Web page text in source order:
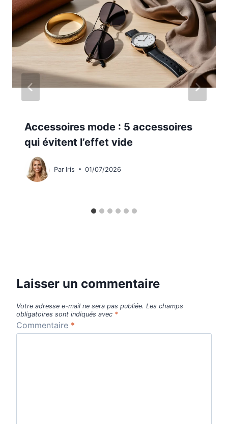
Accessoires mode : 5 accessoires
qui évitent l’effet vide
Par Iris 01/07/2026
Laisser un commentaire
Votre adresse e-mail ne sera pas publiée. Les champs
obligatoires sont indiqués avec *
Commentaire *